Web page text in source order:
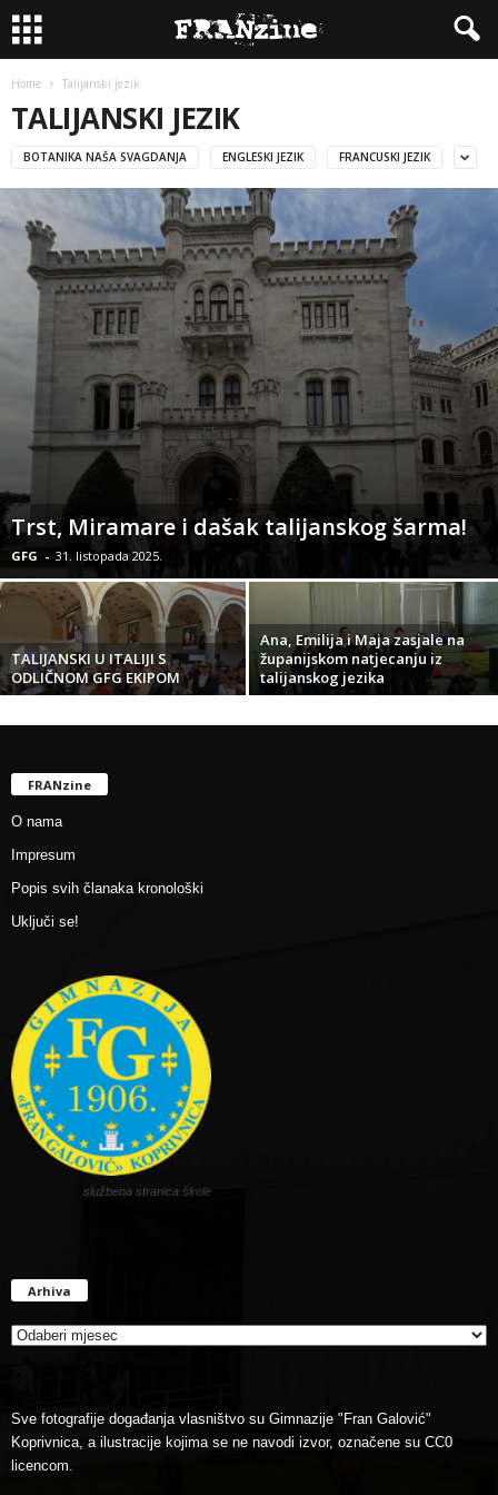
Home Talijanski jezik
TALIJANSKI JEZIK
BOTANIKA NAŠA SVAGDANJA ENGLESKI JEZIK FRANCUSKI JEZIK
Trst, Miramare i dašak talijanskog šarma!
GFG - 31. listopada 2025.
TALIJANSKI U ITALIJI S
ODLIČNOM GFG EKIPOM
Ana, Emilija i Maja zasjale na
županijskom natjecanju iz
talijanskog jezika
FRANzine
O nama
Impresum
Popis svih članaka kronološki
Uključi se!
službena stranica škole
Arhiva
Sve fotografije događanja vlasništvo su Gimnazije "Fran Galović"
Koprivnica, a ilustracije kojima se ne navodi izvor, označene su CC0
licencom.